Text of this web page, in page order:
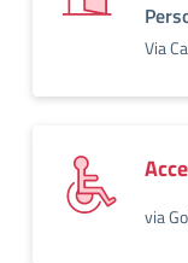
Via
via